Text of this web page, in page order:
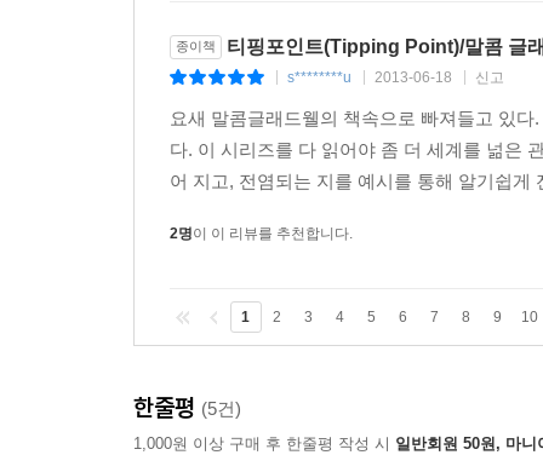
종이책 티핑포인트(Tipping Point)/말콤 글
s********u 2013-06-18 신고
요새 말콤글래드웰의 책속으로 빠져들고 있
다. 이 시리즈를 다 읽어야 좀 더 세계를 넒은
어 지고, 전염되는 지를 예시를 통해 알기쉽
2명이 이 리뷰를 추천합니다.
1 2 3 4 5 6 7 8 9 10
한줄평 (5건)
1,000원 이상 구매 후 한줄평 작성 시 일반회원 50원, 마니